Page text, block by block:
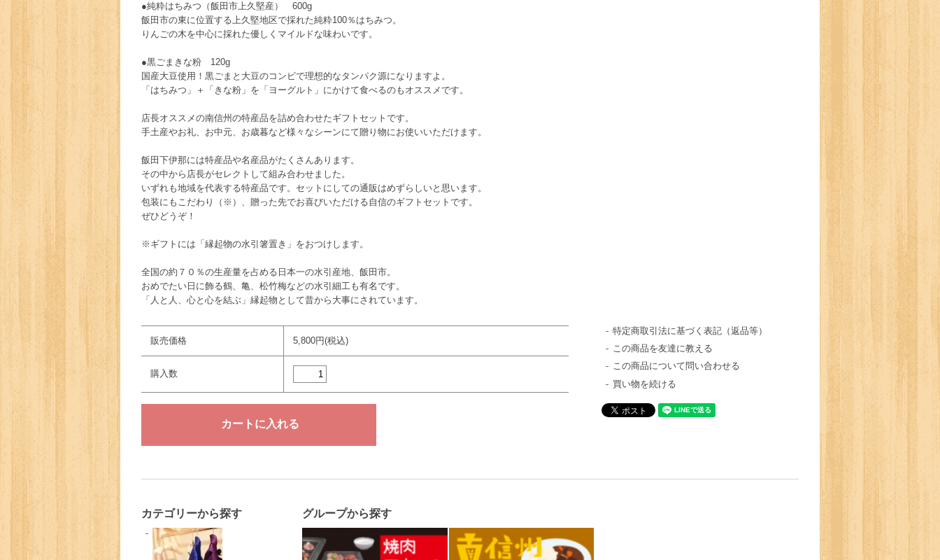
●純粋はちみつ（飯田市上久堅産） 600g
飯田市の東に位置する上久堅地区で採れた純粋100％はちみつ。
りんごの木を中心に採れた優しくマイルドな味わいです。
●黒ごまきな粉 120g
国産大豆使用！黒ごまと大豆のコンビで理想的なタンパク源になりますよ。
「はちみつ」＋「きな粉」を「ヨーグルト」にかけて食べるのもオススメです。
店長オススメの南信州の特産品を詰め合わせたギフトセットです。
手土産やお礼、お中元、お歳暮など様々なシーンにて贈り物にお使いいただけます。
飯田下伊那には特産品や名産品がたくさんあります。
その中から店長がセレクトして組み合わせました。
いずれも地域を代表する特産品です。セットにしての通販はめずらしいと思います。
包装にもこだわり（※）、贈った先でお喜びいただける自信のギフトセットです。
ぜひどうぞ！
※ギフトには「縁起物の水引箸置き」をおつけします。
全国の約７０％の生産量を占める日本一の水引産地、飯田市。
おめでたい日に飾る鶴、亀、松竹梅などの水引細工も有名です。
「人と人、心と心を結ぶ」縁起物として昔から大事にされています。
販売価格 5,800円(税込)
購入数
特定商取引法に基づく表記（返品等）
この商品を友達に教える
この商品について問い合わせる
買い物を続ける
カテゴリーから探す グループから探す